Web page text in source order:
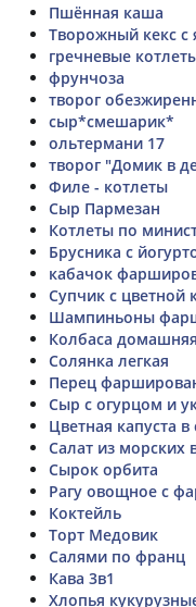
Пшённая каша
Творожный кекс с
гречневые
фрунчоза
творог
сыр*смешарик*
ольтермани 17
творог "Домик в
Филе - котлеты
Сыр Пармезан
Котлеты по
Брусника с
кабачок
Супчик с цветной
Шампиньоны
Колбаса
Солянка легкая
Перец
Сыр с огурцом и
Цветная капуста в
Салат из морских
Сырок орбита
Рагу овощное с
Коктейль
Торт Медовик
Салями по франц
Кава 3в1
Хлопья